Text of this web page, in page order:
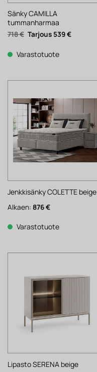
Sänky CAMILLA
tummanharmaa
718€ Alkuperäinen
hinta
718 €.
539€Nykyinen
Varastotuote
Jenkkisänky COLETTE beige
Alkaen: 876€
Varastotuote
Lipasto SERENA beige